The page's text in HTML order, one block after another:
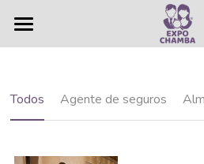
Vacantes
Administrativas
Todos Agente de seguros
CATEGORÍAS DE
CATEGORÍAS
Puerto Vallarta